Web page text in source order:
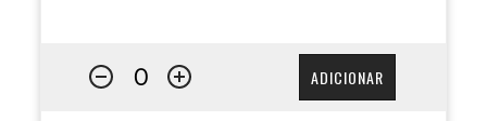
ADICIONAR